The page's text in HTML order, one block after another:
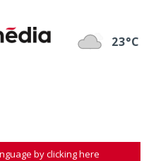
23°C
by clicking here